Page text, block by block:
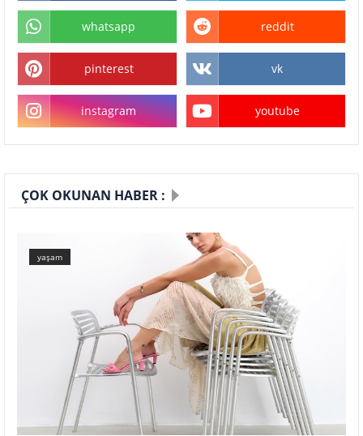
whatsapp reddit
pinterest vk
instagram youtube
ÇOK OKUNAN HABER :
yaşam